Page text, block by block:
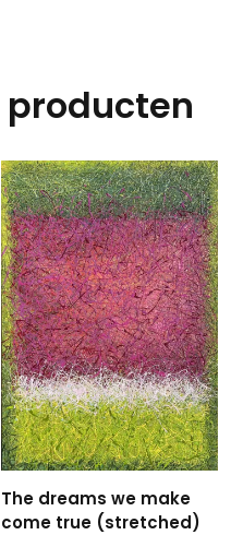
The dreams we make
come true (stretched)